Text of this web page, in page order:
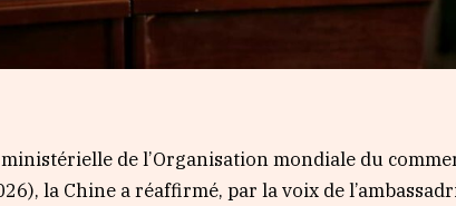
de l’Organisation mondiale du
la Chine a réaffirmé, par la voix de